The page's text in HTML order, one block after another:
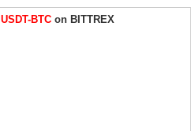
USDT-BTCon BITTREX